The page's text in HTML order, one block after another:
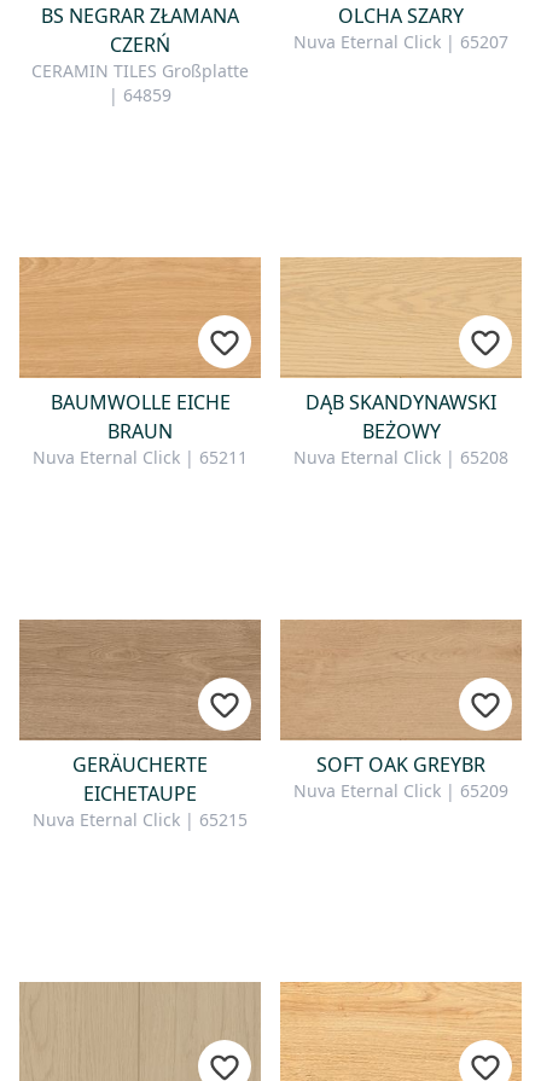
BS NEGRAR ZŁAMANA
CZERŃ
CERAMIN TILES Großplatte
| 64859
OLCHA SZARY
Nuva Eternal Click | 65207
BAUMWOLLE EICHE
BRAUN
Nuva Eternal Click | 65211
DĄB SKANDYNAWSKI
BEŻOWY
Nuva Eternal Click | 65208
GERÄUCHERTE
EICHETAUPE
Nuva Eternal Click | 65215
SOFT OAK GREYBR
Nuva Eternal Click | 65209